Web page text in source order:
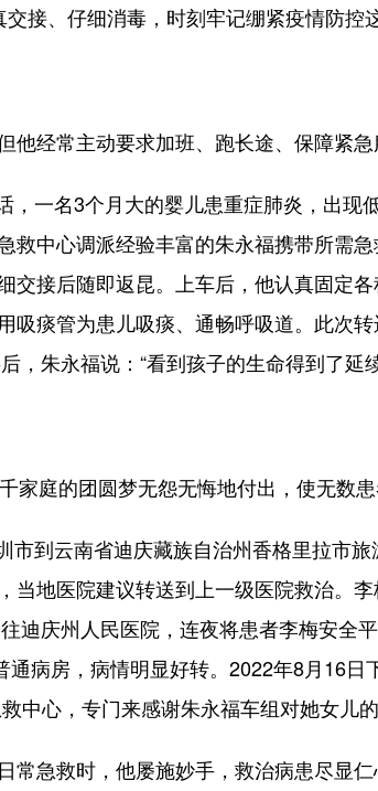
接、仔细消毒，时刻牢记绷紧疫情防控
常主动要求加班、跑长途、保障紧急
一名3个月大的婴儿患重症肺炎，出现
中心调派经验丰富的朱永福携带所需
接后随即返昆。上车后，他认真固定
痰管为患儿吸痰、通畅呼吸道。此次
朱永福说：“看到孩子的生命得到了
庭的团圆梦无怨无悔地付出，使无数患
到云南省迪庆藏族自治州香格里拉市旅
地医院建议转送到上一级医院救治。
迪庆州人民医院，连夜将患者李梅安全
病房，病情明显好转。2022年8月16
中心，专门来感谢朱永福车组对她女儿的
急救时，他屡施妙手，救治病患尽显